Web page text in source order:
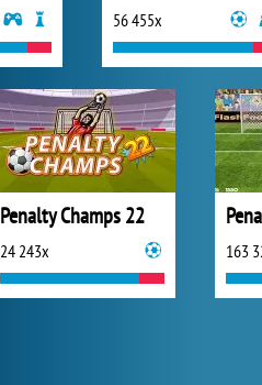
56 455x
Penalty Champs 22
24 243x 163